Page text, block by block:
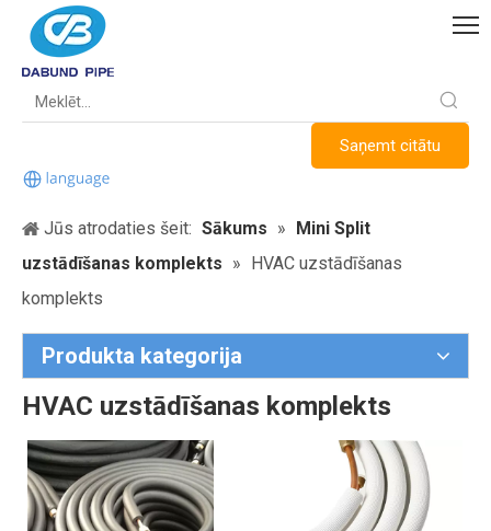
Saņemt citātu
Jūs atrodaties šeit: Sākums » Mini Split
uzstādīšanas komplekts » HVAC uzstādīšanas
komplekts
Produkta kategorija
HVAC uzstādīšanas komplekts